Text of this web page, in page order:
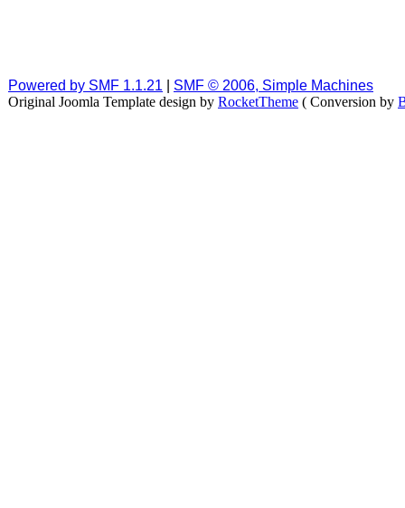
Powered by SMF 1.1.21
SMF © 2006, Simple Machines
Original Joomla Template design by RocketTheme ( Conversion by